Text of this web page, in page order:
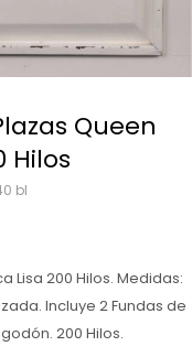
Queen
Hilos
bl
Lisa 200 Hilos. Medidas:
Incluye 2 Fundas de
200 Hilos.